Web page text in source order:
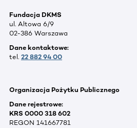
Fundacja DKMS
ul. Altowa 6/9
02-386 Warszawa
Dane kontaktowe:
tel. 22 882 94 00
Organizacja Pożytku Publicznego
Dane rejestrowe:
KRS 0000 318 602
REGON 141667781